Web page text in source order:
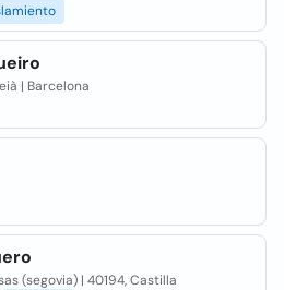
| Barcelona
(segovia) | 40194, Castilla